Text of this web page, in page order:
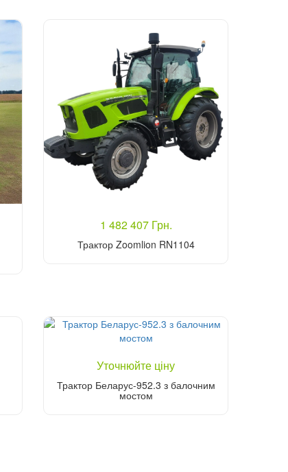
1 482 407 Грн.
Трактор Zoomlion RN1104
Уточнюйте ціну
Трактор Беларус-952.3 з балочним
мостом